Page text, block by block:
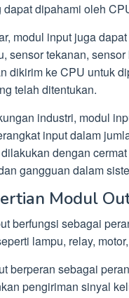
dapat dipahami oleh
modul input juga
sensor tekanan,
dikirim ke CPU untuk
telah ditentukan.
industri, modul
input dalam
dengan
gangguan dalam
Modul
berfungsi sebagai
lampu, relay,
berperan sebagai
pengiriman sinyal